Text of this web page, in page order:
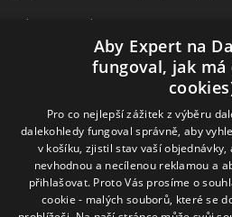
O nás Vše o nákupu
Ochrana osobních údajů
Dalekohledy Spektivy Dálkoměry
Sledujte nás na sociálních sítích
Aby Expert na
fungoval, jak má
Pro co nejlepší zážitek z výběru
dalekohledy fungoval správně, aby
v košíku, zjistil stav vaší
nevhodnou a necílenou reklamou a
přihlašovat. Proto Vás prosíme o
cookie - malých souborů, které se